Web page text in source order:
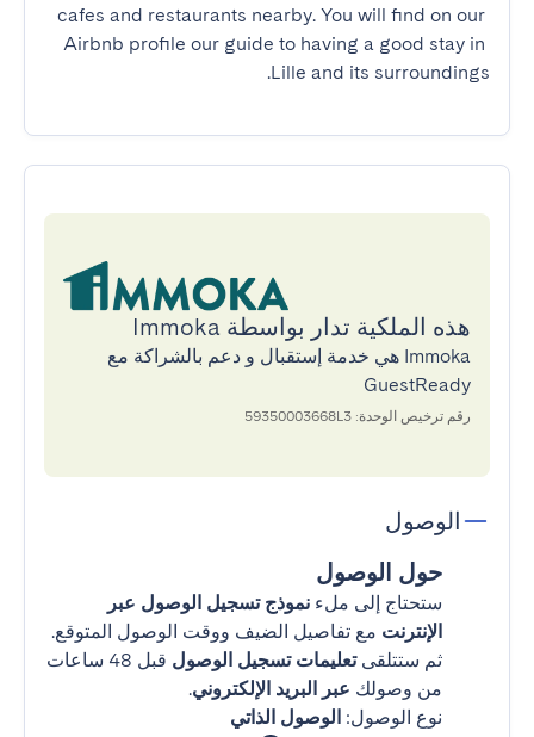
cafes and restaurants nearby. You will find on our
Airbnb profile our guide to having a good stay in
Lille and its surroundings.
هذه الملكية تدار بواسطة Immoka
Immoka هي خدمة إستقبال و دعم بالشراكة مع
GuestReady
رقم ترخيص الوحدة: 59350003668L3
الوصول
حول الوصول
ستحتاج إلى ملء نموذج تسجيل الوصول عبر
الإنترنت مع تفاصيل الضيف ووقت الوصول المتوقع.
ثم ستتلقىتعليمات تسجيل الوصول
قبل 48 ساعات
من وصولك عبر البريد الإلكتروني.
نوع الوصول: الوصول الذاتي